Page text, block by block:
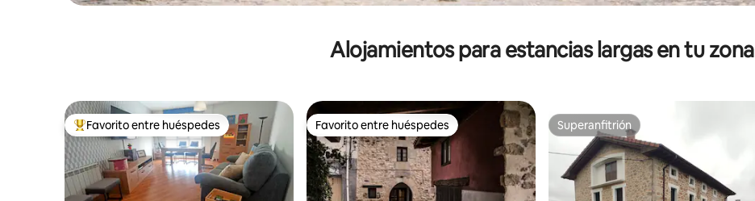
Alojamientos para estancias largas en tu zona
De los mejores en Favorito entre huéspedes
Favorito entre huéspedes Favorito entre huéspedes
Favorito entre huéspedes Superanfitrión
Superanfitrión